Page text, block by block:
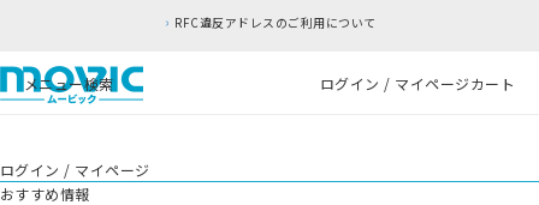
RFC違反アドレスのご利用について
メニュー検索 ログイン / マイページカート
ログイン / マイページ
おすすめ情報